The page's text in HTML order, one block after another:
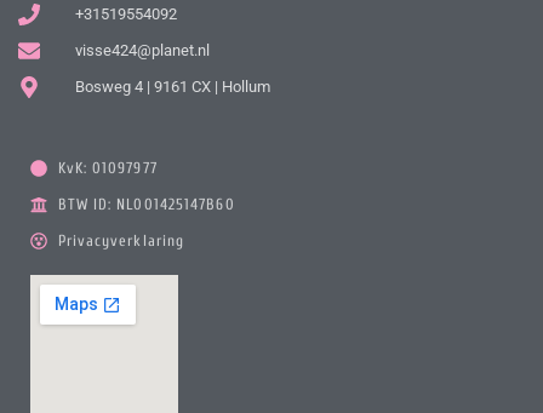
+31519554092
visse424@planet.nl
Bosweg 4 | 9161 CX | Hollum
KvK: 01097977
BTW ID: NL001425147B60
Privacyverklaring